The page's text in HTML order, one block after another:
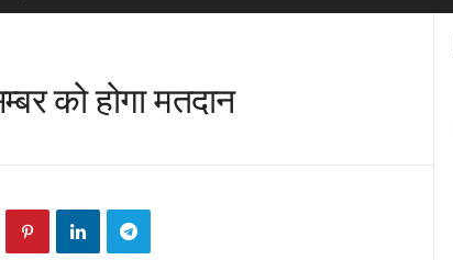
को होगा मतदान